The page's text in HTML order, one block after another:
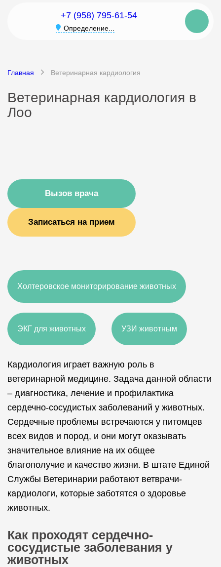
+7 (958) 795-61-54
Определение...
Главная Ветеринарная кардиология
Ветеринарная кардиология в
Лоо
Вызов врача
Записаться на прием
Холтеровское мониторирование животных
ЭКГ для животных УЗИ животным
Кардиология играет важную роль в
ветеринарной медицине. Задача данной области
– диагностика, лечение и профилактика
сердечно-сосудистых заболеваний у животных.
Сердечные проблемы встречаются у питомцев
всех видов и пород, и они могут оказывать
значительное влияние на их общее
благополучие и качество жизни. В штате Единой
Службы Ветеринарии работают ветврачи-
кардиологи, которые заботятся о здоровье
животных.
Как проходят сердечно-
сосудистые заболевания у
животных